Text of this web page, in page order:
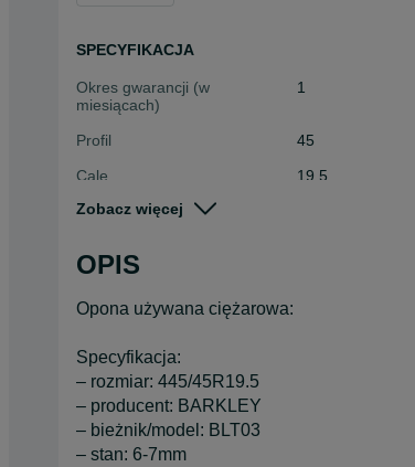
SPECYFIKACJA
Okres gwarancji (w
miesiącach)
1
Profil
45
Cale
19.5
Stan
Szerokość
Zobacz więcej
OPIS
Opona używana ciężarowa:
Specyfikacja:
– rozmiar: 445/45R19.5
– producent: BARKLEY
– bieżnik/model: BLT03
– stan: 6-7mm